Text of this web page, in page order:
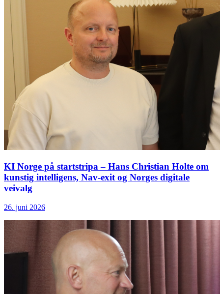
KI Norge på startstripa – Hans Christian Holte om
kunstig intelligens, Nav-exit og Norges digitale
veivalg
26. juni 2026